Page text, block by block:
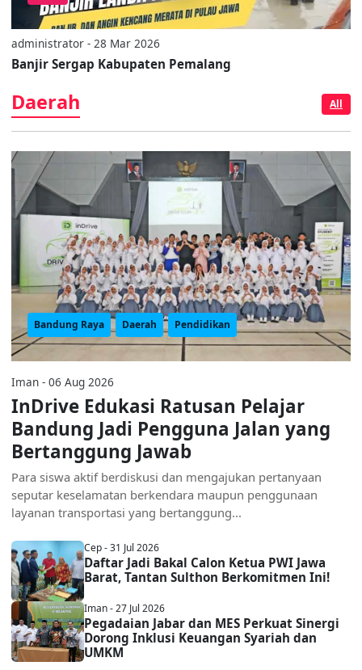
administrator - 28 Mar 2026
Banjir Sergap Kabupaten Pemalang
Daerah All
Bandung Raya Daerah Pendidikan
Iman - 06 Aug 2026
InDrive Edukasi Ratusan Pelajar
Bandung Jadi Pengguna Jalan yang
Bertanggung Jawab
Para siswa aktif berdiskusi dan mengajukan pertanyaan
seputar keselamatan berkendara maupun penggunaan
layanan transportasi yang bertanggung...
Cep - 31 Jul 2026
Daftar Jadi Bakal Calon Ketua PWI Jawa
Barat, Tantan Sulthon Berkomitmen Ini!
Iman - 27 Jul 2026
Pegadaian Jabar dan MES Perkuat Sinergi
Dorong Inklusi Keuangan Syariah dan
UMKM